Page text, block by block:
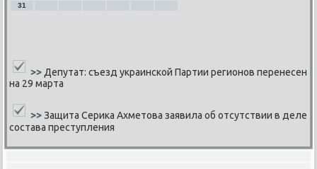
31
>>Депутат: съезд украинской Партии регионов перенесен
на 29 марта
>>Защита Серика Ахметова заявила об отсутствии в деле
состава преступления